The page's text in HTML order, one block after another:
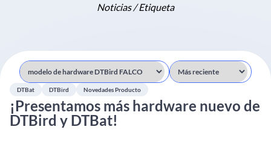
Noticias / Etiqueta
DTBat DTBird Novedades Producto
¡Presentamos más hardware nuevo de
DTBird y DTBat!